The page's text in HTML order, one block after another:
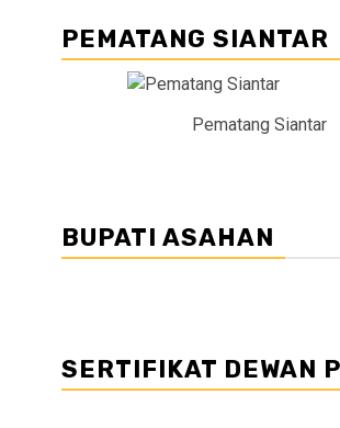
PEMATANG SIANTAR
Pematang Siantar
BUPATI ASAHAN
SERTIFIKAT DEWAN